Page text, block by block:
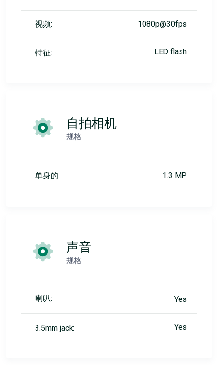
视频: 1080p@30fps
特征: LED flash
自拍相机
规格
单身的: 1.3 MP
声音
规格
喇叭: Yes
3.5mm jack: Yes